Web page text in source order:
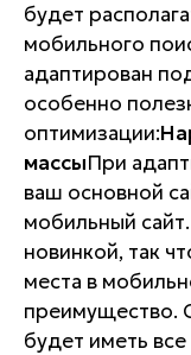
будет
мобильного
адаптирован
особенно
оптимизации:
массыПри
ваш основной
мобильный
новинкой, так
места в
преимущество.
будет иметь